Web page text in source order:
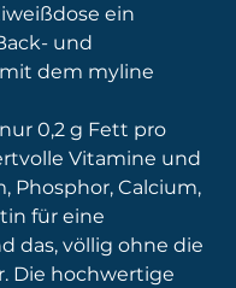
ein
und
dem myline
0,2 g Fett pro
Vitamine und
Phosphor, Calcium,
für eine
das, völlig ohne die
Die hochwertige